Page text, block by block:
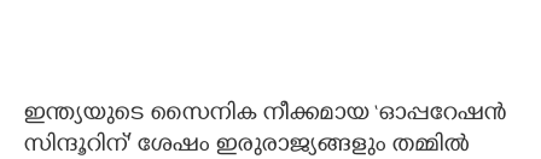
ഇന്ത്യയുടെ സൈനിക നീക്കമായ ‘ഓപ്പറേഷൻ
സിന്ദൂറിന്' ശേഷം ഇരുരാജ്യങ്ങളും തമ്മിൽ